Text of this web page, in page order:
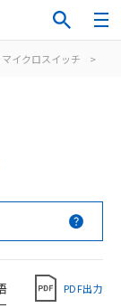
マイクロスイッチ >
PDF出力